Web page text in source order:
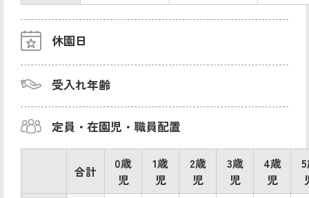
休園日
受入れ年齢
定員・在園児・職員配置
合計
0歳
児
1歳
児
2歳
児
3歳
児
4歳
児